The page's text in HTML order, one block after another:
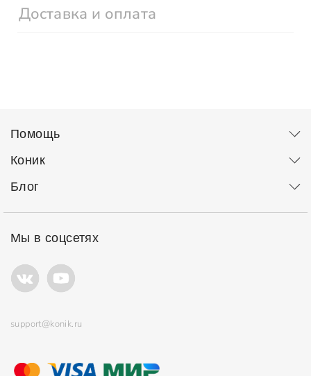
Доставка и оплата
Помощь
Коник
Блог
Мы в соцсетях
support@konik.ru